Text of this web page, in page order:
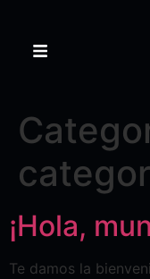
¡Hola,
Te damos la